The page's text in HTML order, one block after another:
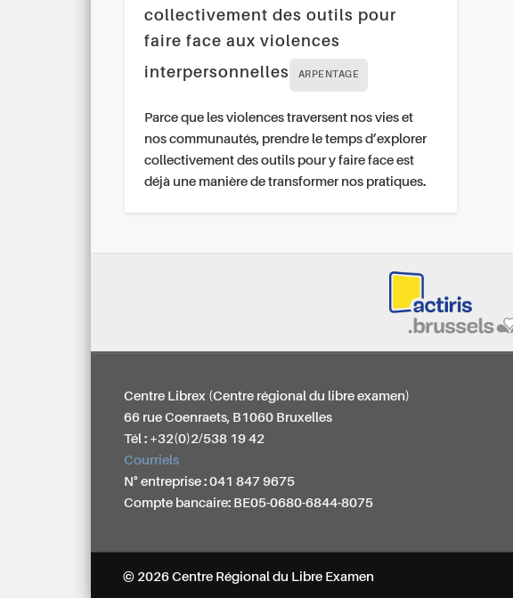
collectivement des outils pour
faire face aux violences
interpersonnelles
ARPENTAGE
Parce que les violences traversent nos vies et
nos communautés, prendre le temps d’explorer
collectivement des outils pour y faire face est
déjà une manière de transformer nos pratiques.
Centre Librex (Centre régional du libre examen)
66 rue Coenraets, B1060 Bruxelles
Tél : +32(0)2/538 19 42
Courriels
N° entreprise : 041 847 9675
Compte bancaire: BE05-0680-6844-8075
© 2026 Centre Régional du Libre Examen